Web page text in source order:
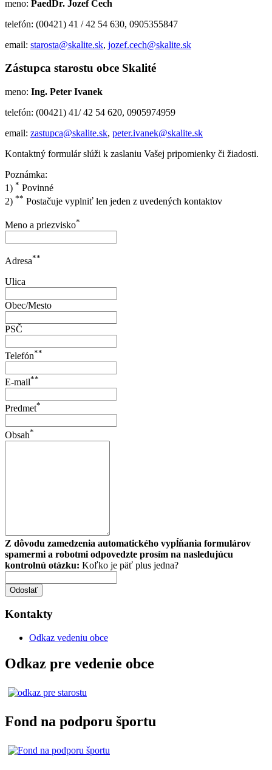
meno: PaedDr. Jozef Cech
telefón: (00421) 41 / 42 54 630, 0905355847
email: starosta@skalite.sk, jozef.cech@skalite.sk
Zástupca starostu obce Skalité
meno: Ing. Peter Ivanek
telefón: (00421) 41/ 42 54 620, 0905974959
email: zastupca@skalite.sk, peter.ivanek@skalite.sk
Kontaktný formulár slúži k zaslaniu Vašej pripomienky či žiadosti.
Poznámka:
1) * Povinné
2) ** Postačuje vyplniť len jeden z uvedených kontaktov
Meno a priezvisko*
Adresa**
Ulica
Obec/Mesto
PSČ
Telefón**
E-mail**
Predmet*
Obsah*
Z dôvodu zamedzenia automatického vypĺňania formulárov
spamermi a robotmi odpovedzte prosím na nasledujúcu
kontrolnú otázku: Koľko je päť plus jedna?
Odoslať
Kontakty
Odkaz vedeniu obce
Odkaz pre vedenie obce
Fond na podporu športu